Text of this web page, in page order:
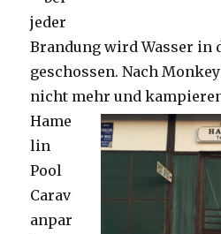
jeder
Brandung wird Wasser in
geschossen. Nach
nicht mehr und
Hame
lin
Pool
Carav
anpar